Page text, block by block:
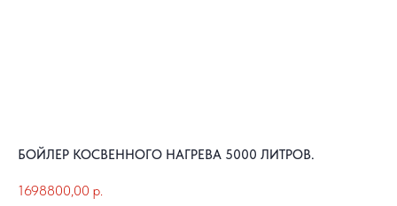
БОЙЛЕР КОСВЕННОГО НАГРЕВА 5000 ЛИТРОВ.
1698800,00 р.